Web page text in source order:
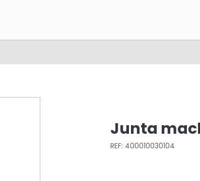
Junta
REF: 400010030104